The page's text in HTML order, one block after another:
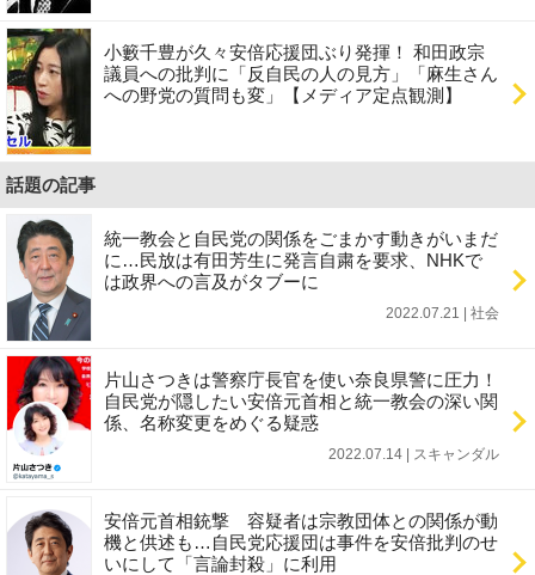
小籔千豊が久々安倍応援団ぶり発揮！ 和田政宗
議員への批判に「反自民の人の見方」「麻生さん
への野党の質問も変」【メディア定点観測】
話題の記事
統一教会と自民党の関係をごまかす動きがいまだ
に…民放は有田芳生に発言自粛を要求、NHKで
は政界への言及がタブーに
2022.07.21 | 社会
片山さつきは警察庁長官を使い奈良県警に圧力！
自民党が隠したい安倍元首相と統一教会の深い関
係、名称変更をめぐる疑惑
2022.07.14 | スキャンダル
安倍元首相銃撃 容疑者は宗教団体との関係が動
機と供述も…自民党応援団は事件を安倍批判のせ
いにして「言論封殺」に利用